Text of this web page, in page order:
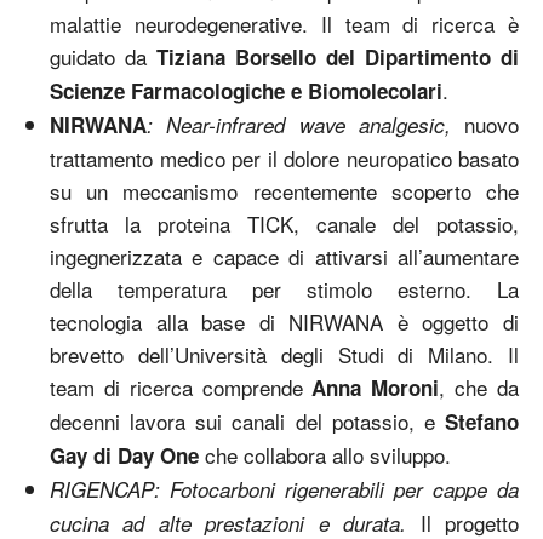
malattie neurodegenerative. Il team di ricerca è
guidato da Tiziana Borsello del Dipartimento di
Scienze Farmacologiche e Biomolecolari.
NIRWANA: Near-infrared wave analgesic, nuovo
trattamento medico per il dolore neuropatico basato
su un meccanismo recentemente scoperto che
sfrutta la proteina TICK, canale del potassio,
ingegnerizzata e capace di attivarsi all’aumentare
della temperatura per stimolo esterno. La
tecnologia alla base di NIRWANA è oggetto di
brevetto dell’Università degli Studi di Milano. Il
team di ricerca comprende Anna Moroni, che da
decenni lavora sui canali del potassio, e Stefano
Gay di Day One che collabora allo sviluppo.
RIGENCAP: Fotocarboni rigenerabili per cappe da
cucina ad alte prestazioni e durata. Il progetto